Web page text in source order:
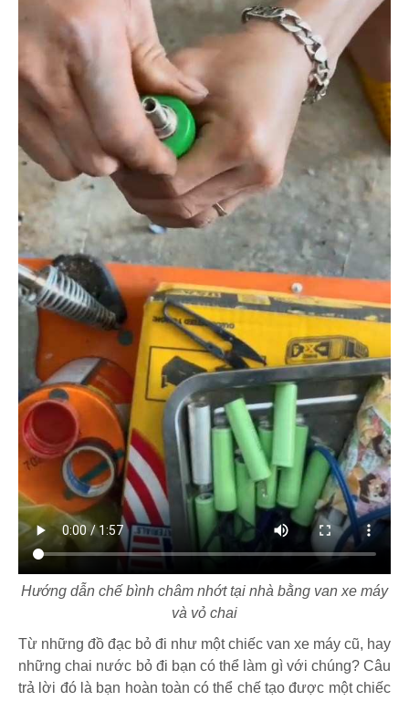
Hướng dẫn chế bình châm nhớt tại nhà bằng van xe máy
và vỏ chai
Từ những đồ đạc bỏ đi như một chiếc van xe máy cũ, hay
những chai nước bỏ đi bạn có thể làm gì với chúng? Câu
trả lời đó là bạn hoàn toàn có thể chế tạo được một chiếc